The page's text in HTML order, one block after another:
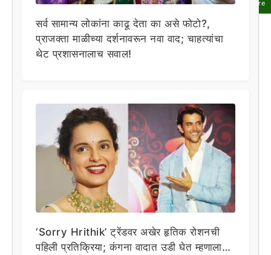
Share
सर्व सामान्य लोकांना काढू देता का असे फोटो?,
प्राजक्ता माळीच्या दर्शनावरून नवा वाद; चाहत्यांचा
थेट प्रशासनालाच सवाल!
‘Sorry Hrithik’ ट्रेंडवर अखेर हृतिक रोशनची
पहिली प्रतिक्रिया; कंगना वादात उडी घेत म्हणाला…